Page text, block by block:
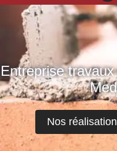
Entreprise
Nos